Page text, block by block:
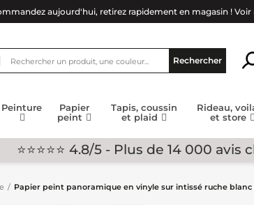
aujourd'hui, retirez rapidement en magasin ! Voir
Rechercher
Peinture
Papier
peint
Tapis, coussin
et plaid
Rideau,
et store
⭐⭐⭐⭐⭐ 4.8/5 - Plus de 14 000 avis
Papier peint panoramique en vinyle sur intissé ruche blanc L